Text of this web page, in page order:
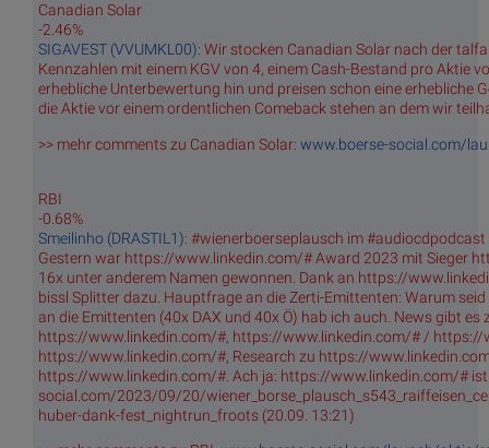
Canadian Solar
-2.46%
SIGAVEST (VVUMKL00): Wir stocken Canadian Solar nach der
Kennzahlen mit einem KGV von 4, einem Cash-Bestand pro Aktie
erhebliche Unterbewertung hin und preisen schon eine erhebliche
die Aktie vor einem ordentlichen Comeback stehen an dem wir
>> mehr comments zu Canadian Solar: www.boerse-social.com/
RBI
-0.68%
Smeilinho (DRASTIL1): #wienerboerseplausch im
Gestern war https://www.linkedin.com/# Award 2023 mit Sieger
16x unter anderem Namen gewonnen. Dank an https://
bissl Splitter dazu. Hauptfrage an die Zerti-Emittenten: Warum
an die Emittenten (40x DAX und 40x Ö) hab ich auch. News gibt
https://www.linkedin.com/#, https://www.linkedin.com/# /
https://www.linkedin.com/#, Research zu https://
https://www.linkedin.com/#. Ach ja: https://www.linkedin.com/#
social.com/2023/09/20/
huber-dank-fest_nightrun_froots (20.09. 13:21)